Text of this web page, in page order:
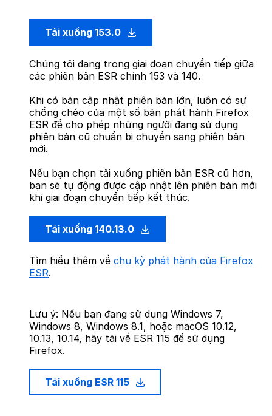
Tải xuống 153.0
Chúng tôi đang trong giai đoạn chuyển tiếp giữa
các phiên bản ESR chính 153 và 140.
Khi có bản cập nhật phiên bản lớn, luôn có sự
chồng chéo của một số bản phát hành Firefox
ESR để cho phép những người đang sử dụng
phiên bản cũ chuẩn bị chuyển sang phiên bản
mới.
Nếu bạn chọn tải xuống phiên bản ESR cũ hơn,
bạn sẽ tự động được cập nhật lên phiên bản mới
khi giai đoạn chuyển tiếp kết thúc.
Tải xuống 140.13.0
Tìm hiểu thêm về chu kỳ phát hành của Firefox
ESR.
Lưu ý: Nếu bạn đang sử dụng Windows 7,
Windows 8, Windows 8.1, hoặc macOS 10.12,
10.13, 10.14, hãy tải về ESR 115 để sử dụng
Firefox.
Tải xuống ESR 115